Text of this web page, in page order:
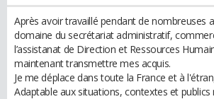
Après avoir travaillé pendant de nombreuses
domaine du secrétariat administratif,
l’assistanat de Direction et Ressources
maintenant transmettre mes acquis.
Je me déplace dans toute la France et à
Adaptable aux situations, contextes et publics